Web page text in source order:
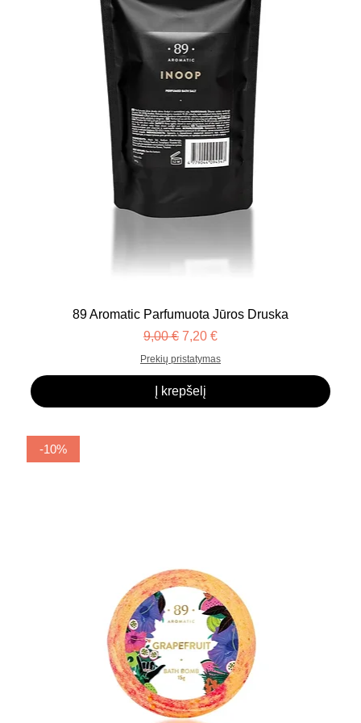
89 Aromatic Parfumuota Jūros Druska
Įprastinė kaina
9,00 € Pardavimo kaina
7,20 €
Prekių pristatymas
Į krepšelį
-10%